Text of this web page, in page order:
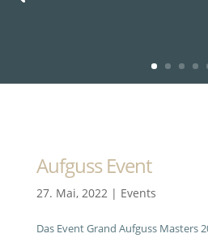
Aufguss Event
27. Mai, 2022| Events
Das Event Grand Aufguss Masters